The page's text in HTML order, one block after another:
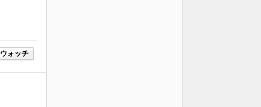
ウォッチ